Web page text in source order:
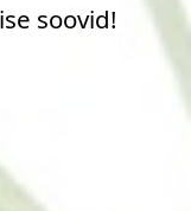
soovid!